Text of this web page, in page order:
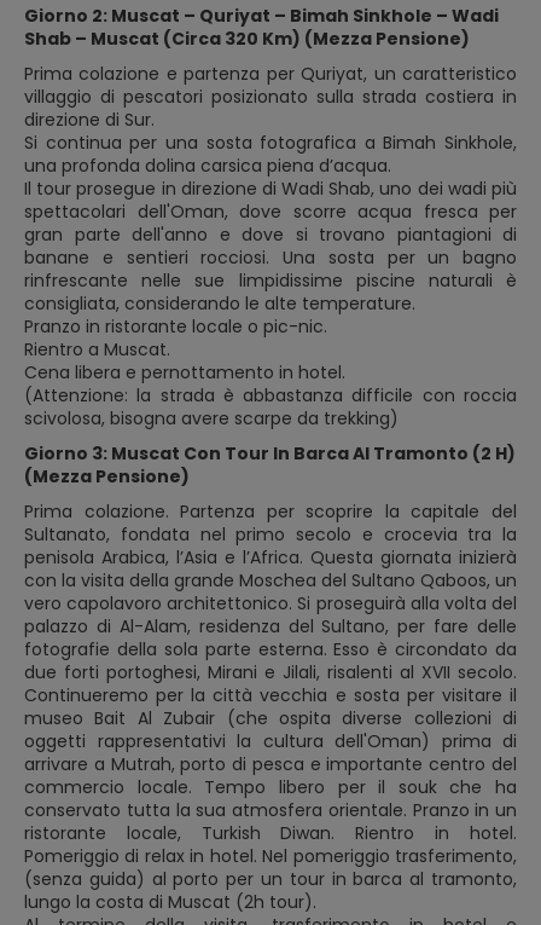
Giorno 2: Muscat – Quriyat – Bimah Sinkhole – Wadi
Shab – Muscat (Circa 320 Km) (Mezza Pensione)
Prima colazione e partenza per Quriyat, un caratteristico
villaggio di pescatori posizionato sulla strada costiera in
direzione di Sur.
Si continua per una sosta fotografica a Bimah Sinkhole,
una profonda dolina carsica piena d’acqua.
Il tour prosegue in direzione di Wadi Shab, uno dei wadi più
spettacolari dell'Oman, dove scorre acqua fresca per
gran parte dell'anno e dove si trovano piantagioni di
banane e sentieri rocciosi. Una sosta per un bagno
rinfrescante nelle sue limpidissime piscine naturali è
consigliata, considerando le alte temperature.
Pranzo in ristorante locale o pic-nic.
Rientro a Muscat.
Cena libera e pernottamento in hotel.
(Attenzione: la strada è abbastanza difficile con roccia
scivolosa, bisogna avere scarpe da trekking)
Giorno 3: Muscat Con Tour In Barca Al Tramonto (2 H)
(Mezza Pensione)
Prima colazione. Partenza per scoprire la capitale del
Sultanato, fondata nel primo secolo e crocevia tra la
penisola Arabica, l’Asia e l’Africa. Questa giornata inizierà
con la visita della grande Moschea del Sultano Qaboos, un
vero capolavoro architettonico. Si proseguirà alla volta del
palazzo di Al-Alam, residenza del Sultano, per fare delle
fotografie della sola parte esterna. Esso è circondato da
due forti portoghesi, Mirani e Jilali, risalenti al XVII secolo.
Continueremo per la città vecchia e sosta per visitare il
museo Bait Al Zubair (che ospita diverse collezioni di
oggetti rappresentativi la cultura dell'Oman) prima di
arrivare a Mutrah, porto di pesca e importante centro del
commercio locale. Tempo libero per il souk che ha
conservato tutta la sua atmosfera orientale. Pranzo in un
ristorante locale, Turkish Diwan. Rientro in hotel.
Pomeriggio di relax in hotel. Nel pomeriggio trasferimento,
(senza guida) al porto per un tour in barca al tramonto,
lungo la costa di Muscat (2h tour).